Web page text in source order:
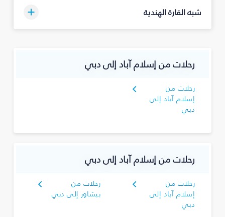
شبه القارة الهندية
رحلات من إسلام آباد إلى دبي
رحلات من
إسلام آباد إلى
دبي
رحلات من إسلام آباد إلى دبي
رحلات من
إسلام آباد إلى
دبي
رحلات من
بيشاور إلى دبي